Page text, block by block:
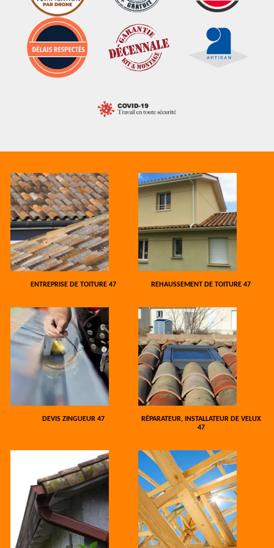
ENTREPRISE DE TOITURE 47 REHAUSSEMENT DE TOITURE 47
DEVIS ZINGUEUR 47
RÉPARATEUR, INSTALLATEUR DE VELUX
47